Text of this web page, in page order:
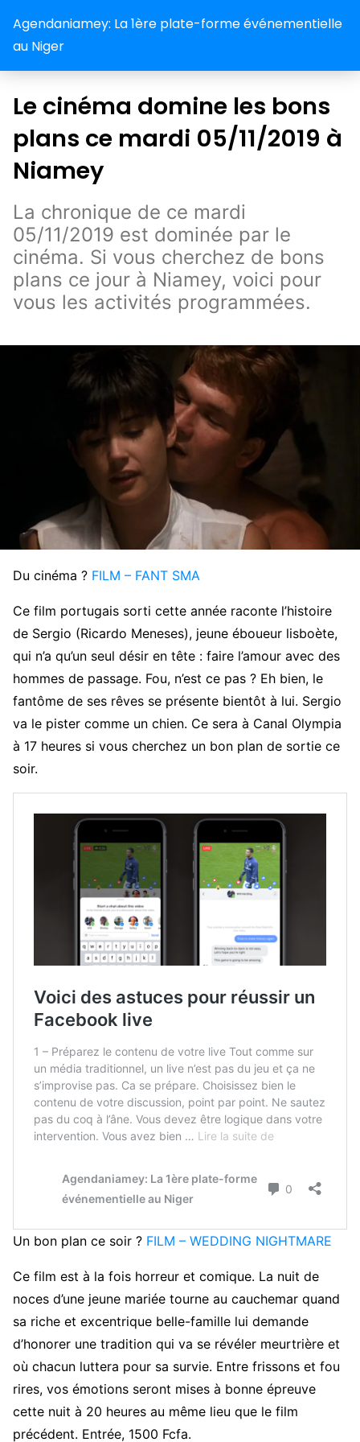
Agendaniamey: La 1ère plate-forme événementielle
au Niger
Le cinéma domine les bons
plans ce mardi 05/11/2019 à
Niamey
La chronique de ce mardi
05/11/2019 est dominée par le
cinéma. Si vous cherchez de bons
plans ce jour à Niamey, voici pour
vous les activités programmées.
Du cinéma ? FILM – FANT SMA
Ce film portugais sorti cette année raconte l’histoire
de Sergio (Ricardo Meneses), jeune éboueur lisboète,
qui n’a qu’un seul désir en tête : faire l’amour avec des
hommes de passage. Fou, n’est ce pas ? Eh bien, le
fantôme de ses rêves se présente bientôt à lui. Sergio
va le pister comme un chien. Ce sera à Canal Olympia
à 17 heures si vous cherchez un bon plan de sortie ce
soir.
Un bon plan ce soir ? FILM – WEDDING NIGHTMARE
Ce film est à la fois horreur et comique. La nuit de
noces d’une jeune mariée tourne au cauchemar quand
sa riche et excentrique belle-famille lui demande
d’honorer une tradition qui va se révéler meurtrière et
où chacun luttera pour sa survie. Entre frissons et fou
rires, vos émotions seront mises à bonne épreuve
cette nuit à 20 heures au même lieu que le film
précédent. Entrée, 1500 Fcfa.